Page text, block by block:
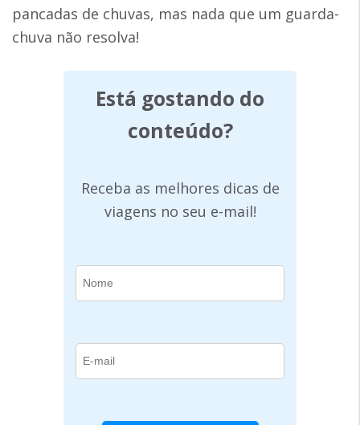
pancadas de chuvas, mas nada que um guarda-
chuva não resolva!
Está gostando do
conteúdo?
Receba as melhores dicas de
viagens no seu e-mail!